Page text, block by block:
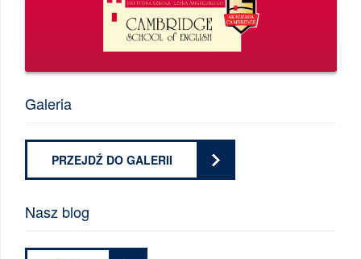
Galeria
PRZEJDŹ DO GALERII
Nasz blog